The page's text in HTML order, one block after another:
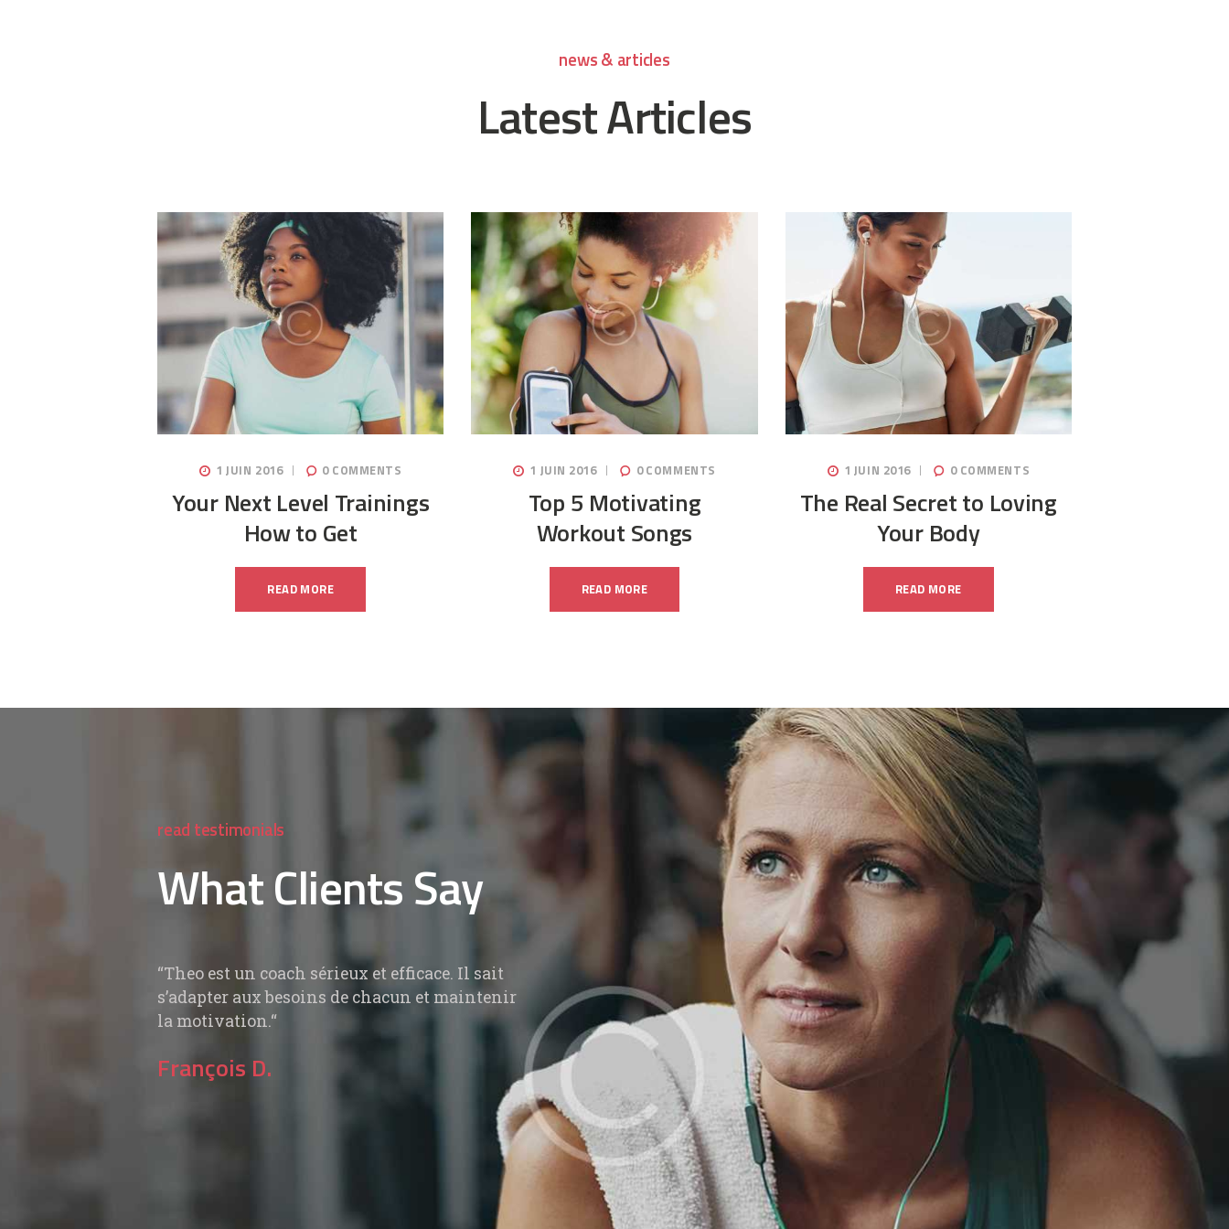
news & articles
Latest Articles
1 JUIN 2016 0 COMMENTS
Your Next Level Trainings
How to Get
READ MORE
1 JUIN 2016 0COMMENTS
Top 5 Motivating
Workout Songs
READ MORE
1 JUIN 2016 0 COMMENTS
The Real Secret to Loving
Your Body
READ MORE
read testimonials
What Clients Say
Theo est un coach sérieux et efficace. Il sait
s’adapter aux besoins de chacun et maintenir
la motivation.
François D.
J’ai eu la chance de pouvoir participer à
plusieurs séance avec théo ! c’est un super
coach, qui sait encourager ses élèves. Je
recommande vivement ses séances et ses
coaching il permette de se dépenser tout en
ayant un accompagnement personnel.
Gwendoline A.
Théo est un coach très souriant et patient
qui sait s’adapter à votre état physique
aussi mental. Rien ne l’arrête, il saura vous
pousser au bout de vos capacités quoi qu’il
arrive et cela vous donne encore plus
confiance en vous. Chaque séance est
différente et sa bonne humeur est toujours
rendez-vous. N’hésitez plus à vous
au sport et foncez vers ses services !
Amélie C.